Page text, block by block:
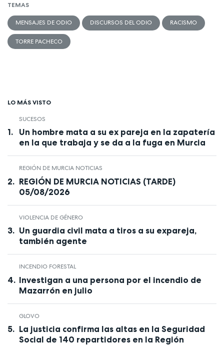
TEMAS
MENSAJES DE ODIO DISCURSOS DEL ODIO RACISMO
TORRE PACHECO
LO MÁS VISTO
SUCESOS
Un hombre mata a su ex pareja en la zapatería
en la que trabaja y se da a la fuga en Murcia
REGIÓN DE MURCIA NOTICIAS
REGIÓN DE MURCIA NOTICIAS (TARDE)
05/08/2026
VIOLENCIA DE GÉNERO
Un guardia civil mata a tiros a su expareja,
también agente
INCENDIO FORESTAL
Investigan a una persona por el incendio de
Mazarrón en julio
GLOVO
La justicia confirma las altas en la Seguridad
Social de 140 repartidores en la Región